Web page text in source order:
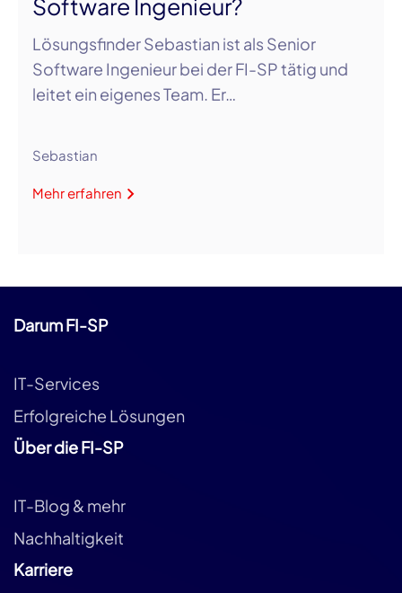
Software Ingenieur?
Lösungsfinder Sebastian ist als Senior
Software Ingenieur bei der FI-SP tätig und
leitet ein eigenes Team. Er…
Sebastian
Mehr erfahren
Darum FI-SP
IT-Services
Erfolgreiche Lösungen
Über die FI-SP
IT-Blog & mehr
Nachhaltigkeit
Karriere